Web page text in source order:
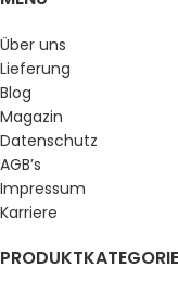
Über uns
Lieferung
Blog
Magazin
Datenschutz
AGB’s
Impressum
Karriere